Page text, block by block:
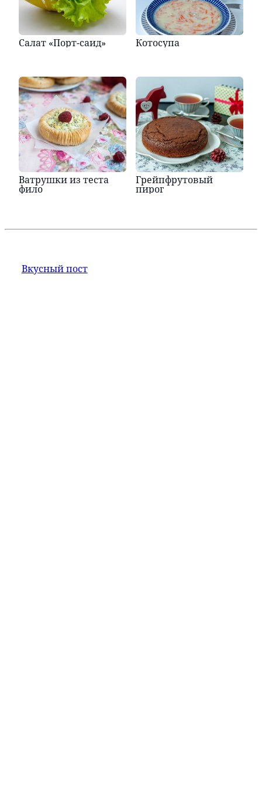
Салат «Порт-саид» Котосупа
Ватрушки из теста
фило
Грейпфрутовый
пирог
Вкусный пост